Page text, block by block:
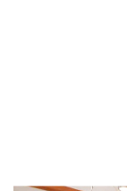
個人情